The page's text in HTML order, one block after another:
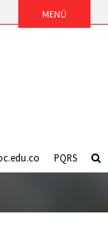
PQRS